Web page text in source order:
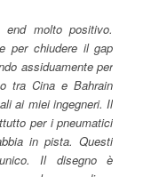
molto positivo.
per chiudere il gap
assiduamente per
tra Cina e Bahrain
ai miei ingegneri. Il
per i pneumatici
in pista. Questi
Il disegno è